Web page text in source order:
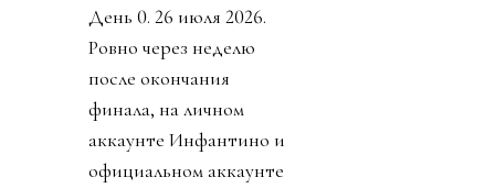
День 0. 26 июля 2026.
Ровно через неделю
после окончания
финала, на личном
аккаунте Инфантино и
официальном аккаунте